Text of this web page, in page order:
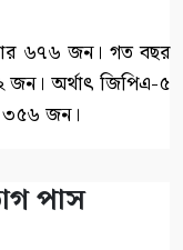
৬৭৬ জন। গত বছর
অর্থাৎ জিপিএ-৫
৩৫৬ জন।
পাস